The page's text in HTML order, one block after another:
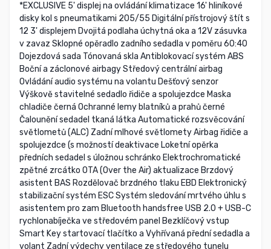
*EXCLUSIVE 5' displej na ovládání klimatizace 16' hliníkové
disky kol s pneumatikami 205/55 Digitální přístrojový štít s
12 3' displejem Dvojitá podlaha úchytná oka a 12V zásuvka
v zavaz Sklopné opěradlo zadního sedadla v poměru 60:40
Dojezdová sada Tónovaná skla Antiblokovací systém ABS
Boční a záclonové airbagy Středový centrální airbag
Ovládání audio systému na volantu Dešťový senzor
Výškově stavitelné sedadlo řidiče a spolujezdce Maska
chladiče černá Ochranné lemy blatníků a prahů černé
Čalounění sedadel tkaná látka Automatické rozsvěcování
světlometů (ALC) Zadní mlhové světlomety Airbag řidiče a
spolujezdce (s možností deaktivace Loketní opěrka
předních sedadel s úložnou schránko Elektrochromatické
zpětné zrcátko OTA (Over the Air) aktualizace Brzdový
asistent BAS Rozdělovač brzdného tlaku EBD Elektronický
stabilizační systém ESC Systém sledování mrtvého úhlu s
asistentem pro zam Bluetooth handsfree USB 2.0 + USB-C
rychlonabíječka ve středovém panel Bezklíčový vstup
Smart Key startovací tlačítko a Vyhřívaná přední sedadla a
volant Zadní výdechy ventilace ze středového tunelu